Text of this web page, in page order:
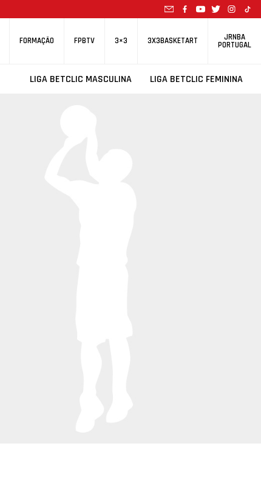
FORMAÇÃO FPBTV 3×3 3X3BASKETART JRNBA
PORTUGAL
LIGA BETCLIC MASCULINA LIGA BETCLIC FEMININA